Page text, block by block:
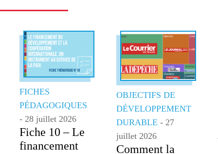
FICHES
PÉDAGOGIQUES
- 28 juillet 2026
Fiche 10 – Le
financement
OBJECTIFS DE
DÉVELOPPEMENT
DURABLE - 27
juillet 2026
Comment la